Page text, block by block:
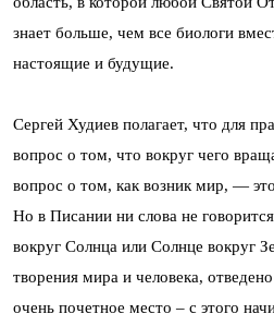
знает больше, чем все биологи
настоящие и будущие.
Сергей Худиев полагает, что для
вопрос о том, что вокруг чего
вопрос о том, как возник мир, —
Но в Писании ни слова не
вокруг Солнца или Солнце вокруг
творения мира и человека,
очень почетное место – с этого